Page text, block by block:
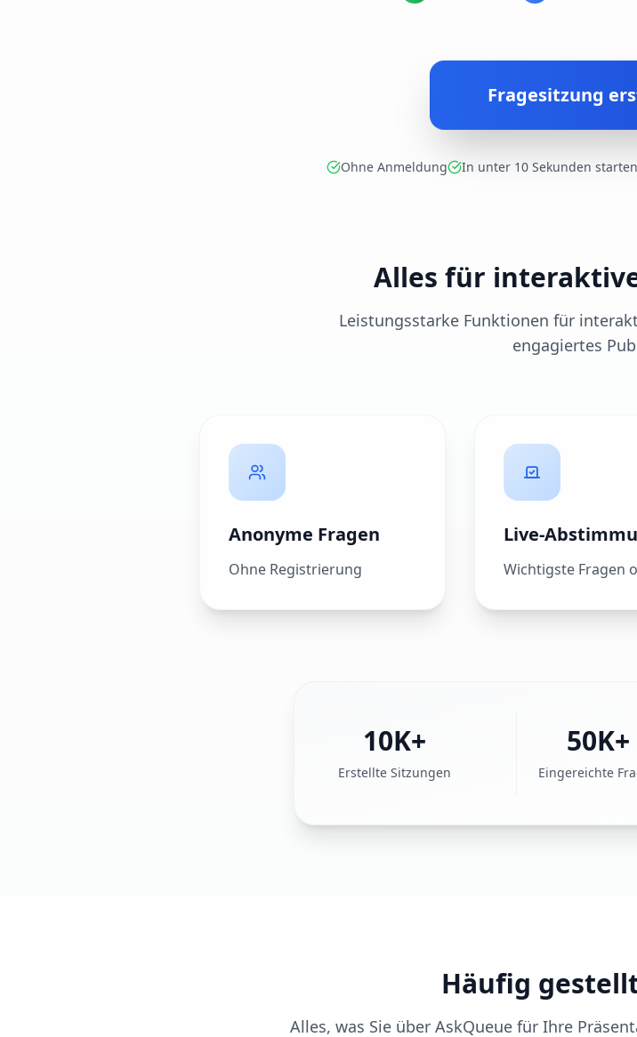
Fragesitzung
Ohne Anmeldung In unter 10 Sekunden starten
Alles für
Leistungsstarke Funktionen für
engagiertes
Anonyme Fragen
Ohne Registrierung
Live-
Wichtigste Fragen
10K+
Erstellte Sitzungen
50K+
Eingereichte
Häufig
Alles, was Sie über AskQueue für Ihre